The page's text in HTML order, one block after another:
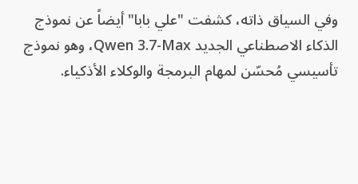
وفي السياق ذاته، كشفت "علي بابا" أيضاً عن نموذج
الذكاء الاصطناعي الجديد Qwen 3.7-Max، وهو نموذج
تأسيسي مُحسّن لمهام البرمجة والوكلاء الأذكياء.